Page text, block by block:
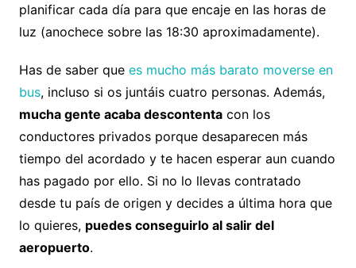
planificar cada día para que encaje en las horas de
luz (anochece sobre las 18:30 aproximadamente).
Has de saber que es mucho más barato moverse en
bus, incluso si os juntáis cuatro personas. Además,
mucha gente acaba descontentacon los
conductores privados porque desaparecen más
tiempo del acordado y te hacen esperar aun cuando
has pagado por ello. Si no lo llevas contratado
desde tu país de origen y decides a última hora que
lo quieres, puedes conseguirlo al salir del
aeropuerto.